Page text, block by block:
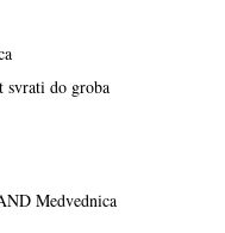
svrati do groba
Medvednica